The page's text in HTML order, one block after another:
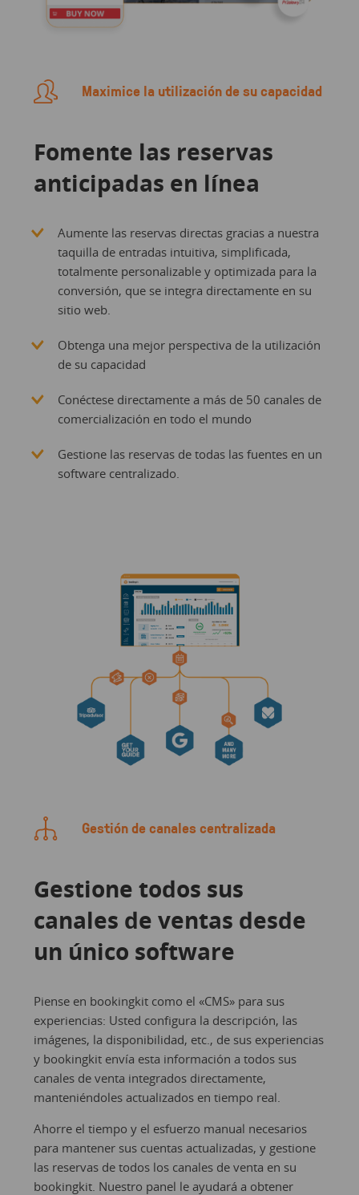
Maximice la utilización de su capacidad
Fomente las reservas
anticipadas en línea
Aumente las reservas directas gracias a nuestra
taquilla de entradas intuitiva, simplificada,
totalmente personalizable y optimizada para la
conversión, que se integra directamente en su
sitio web.
Obtenga una mejor perspectiva de la utilización
de su capacidad
Conéctese directamente a más de 50 canales de
comercialización en todo el mundo
Gestione las reservas de todas las fuentes en un
software centralizado.
Gestión de canales centralizada
Gestione todos sus
canales de ventas desde
un único software
Piense en bookingkit como el «CMS» para sus
experiencias: Usted configura la descripción, las
imágenes, la disponibilidad, etc., de sus experiencias
y bookingkit envía esta información a todos sus
canales de venta integrados directamente,
manteniéndoles actualizados en tiempo real.
Ahorre el tiempo y el esfuerzo manual necesarios
para mantener sus cuentas actualizadas, y gestione
las reservas de todos los canales de venta en su
bookingkit. Nuestro panel le ayudará a obtener